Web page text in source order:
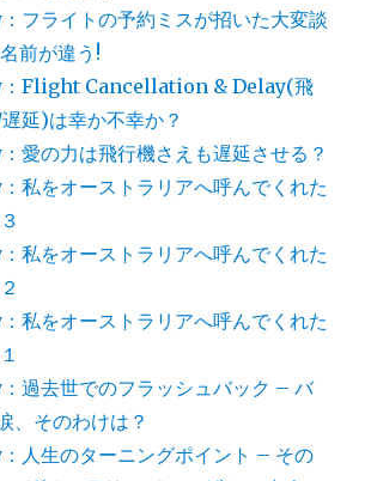
フライトの予約ミスが招いた大変談
前が違う!
Flight Cancellation & Delay(飛
延)は幸か不幸か？
愛の力は飛行機さえも遅延させる？
私をオーストラリアへ呼んでくれた
私をオーストラリアへ呼んでくれた
私をオーストラリアへ呼んでくれた
過去世でのフラッシュバック – バ
、そのわけは？
人生のターニングポイント – その